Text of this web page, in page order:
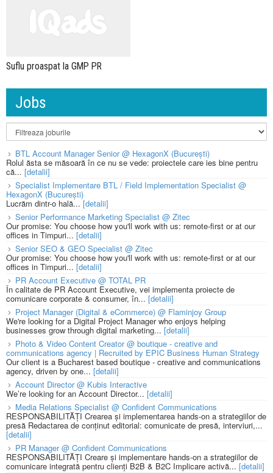
Suflu proaspat la GMP PR
Jobs
BTL Account Manager Senior @ HexagonX (București)
Rolul ăsta se măsoară în ce nu se vede: proiectele care ies bine pentru
că... [detalii]
Specialist Implementare BTL / Field Implementation Specialist @
HexagonX (București)
Lucrăm dintr-o hală...[detalii]
Senior Performance Marketing Specialist @ Zitec
Our promise: You choose how you'll work with us: remote-first or at our
offices in Timpuri... [detalii]
Senior SEO & GEO Specialist @ Zitec
Our promise: You choose how you'll work with us: remote-first or at our
offices in Timpuri... [detalii]
PR Account Executive @ TOTAL PR
În calitate de PR Account Executive, vei implementa proiecte de
comunicare corporate & consumer, în... [detalii]
Project Manager (Digital & eCommerce) @ Flaminjoy Group
We're looking for a Digital Project Manager who enjoys helping
businesses grow through digital marketing... [detalii]
Photo & Video Content Creator @ boutique - creative and
communications agency | Recruited by EPIC Business Human Strategy
Our client is a Bucharest based boutique - creative and communications
agency, driven by one... [detalii]
Account Director @ Kubis Interactive
We’re looking for an Account Director... [detalii]
Media Relations Specialist @ Confident Communications
RESPONSABILITĂȚI Crearea și implementarea hands-on a strategiilor de
presă Redactarea de conținut editorial: comunicate de presă, interviuri,...
[detalii]
PR Manager @ Confident Communications
RESPONSABILITĂȚI Creare și implementare hands-on a strategiilor de
comunicare integrată pentru clienți B2B & B2C Implicare activă... [detalii]